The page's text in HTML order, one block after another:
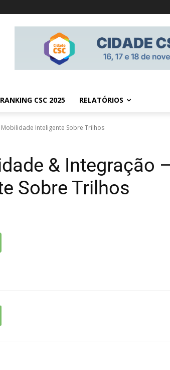
RANKING CSC 2025 RELATÓRIOS
Inteligente Sobre Trilhos
& Integração –
Sobre Trilhos